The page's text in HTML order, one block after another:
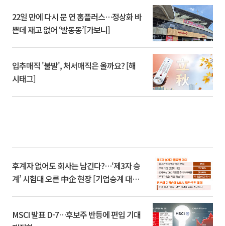
22일 만에 다시 문 연 홈플러스…정상화 바
쁜데 재고 없어 ‘발동동’[가보니]
입추매직 '불발', 처서매직은 올까요? [해
시태그]
후계자 없어도 회사는 남긴다?…‘제3자 승
계’ 시험대 오른 中企 현장 [기업승계 대전
MSCI 발표 D-7…후보주 반등에 편입 기대